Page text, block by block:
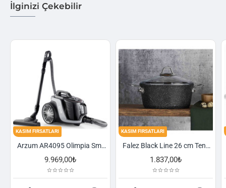
İlginizi Çekebilir
FIRSATLARI
Arzum AR4095 Olimpia Smart Cyclone Filtreli Süpürge - Füme
9.969,00₺
KASIM FIRSATLARI
Falez Black Line 26 cm Tencere
1.837,00₺
KASIM